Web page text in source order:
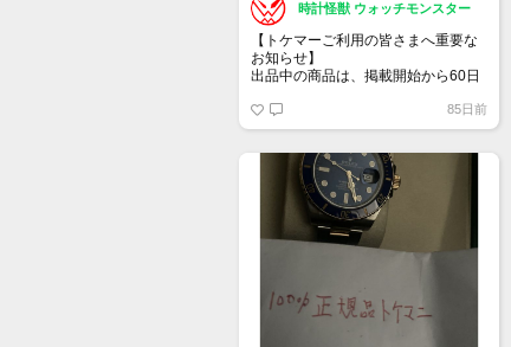
時計怪獣 ウォッチモンスター
【トケマーご利用の皆さまへ重要な
お知らせ】
出品中の商品は、掲載開始から60日
へ戻ります。
トップページでお気に入り登録がで
詳しくはマイページ＞お知らせをご
確認ください。
85日前